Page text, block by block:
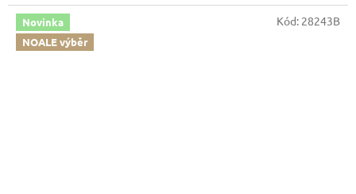
Novinka
NOALE výběr
Kód: 28243B